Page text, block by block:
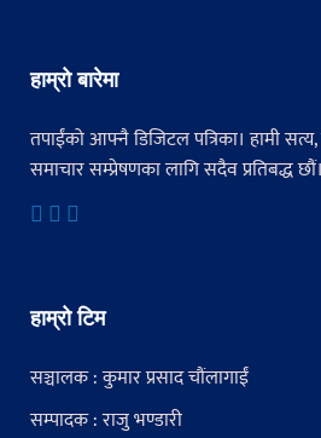
हाम्रो बारेमा
तपाईंको आफ्नै डिजिटल पत्रिका। हामी सत्य,
समाचार सम्प्रेषणका लागि सदैव प्रतिबद्ध छौं।
हाम्रो टिम
सञ्चालक : कुमार प्रसाद चौंलागाईं
सम्पादक : राजु भण्डारी